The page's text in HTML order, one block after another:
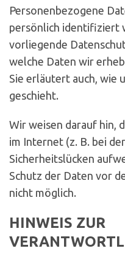
Personenbezogene
persönlich identifiziert
vorliegende
welche Daten wir
Sie erläutert auch, wie
geschieht.
Wir weisen darauf hin,
im Internet (z. B. bei
Sicherheitslücken
Schutz der Daten vor
nicht möglich.
HINWEIS ZUR